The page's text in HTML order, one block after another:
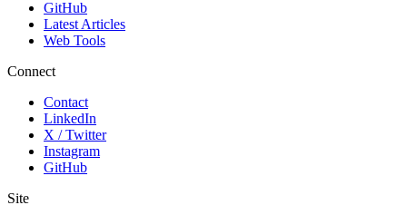
GitHub
Latest Articles
Web Tools
Connect
Contact
LinkedIn
X / Twitter
Instagram
GitHub
Site